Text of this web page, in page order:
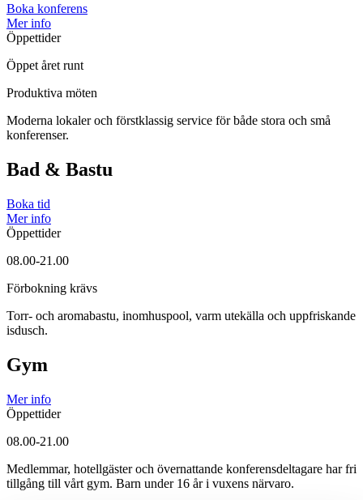
Boka konferens
Mer info
Öppettider
Öppet året runt
Produktiva möten
Moderna lokaler och förstklassig service för både stora och små
konferenser.
Bad & Bastu
Boka tid
Mer info
Öppettider
08.00-21.00
Förbokning krävs
Torr- och aromabastu, inomhuspool, varm utekälla och uppfriskande
isdusch.
Gym
Mer info
Öppettider
08.00-21.00
Medlemmar, hotellgäster och övernattande konferensdeltagare har fri
tillgång till vårt gym. Barn under 16 år i vuxens närvaro.